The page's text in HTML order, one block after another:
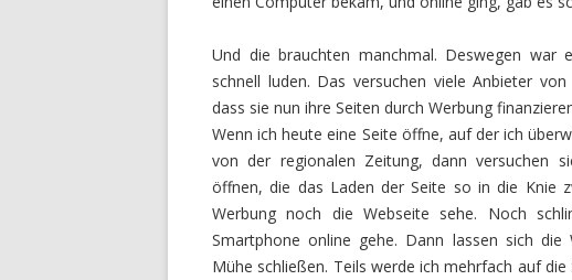
Und die brauchten manchmal. Deswegen war
schnell luden. Das versuchen viele Anbieter
dass sie nun ihre Seiten durch Werbung
Wenn ich heute eine Seite öffne, auf der ich
von der regionalen Zeitung, dann versuchen
öffnen, die das Laden der Seite so in die Knie
Werbung noch die Webseite sehe. Noch
Smartphone online gehe. Dann lassen sich
Mühe schließen. Teils werde ich mehrfach auf